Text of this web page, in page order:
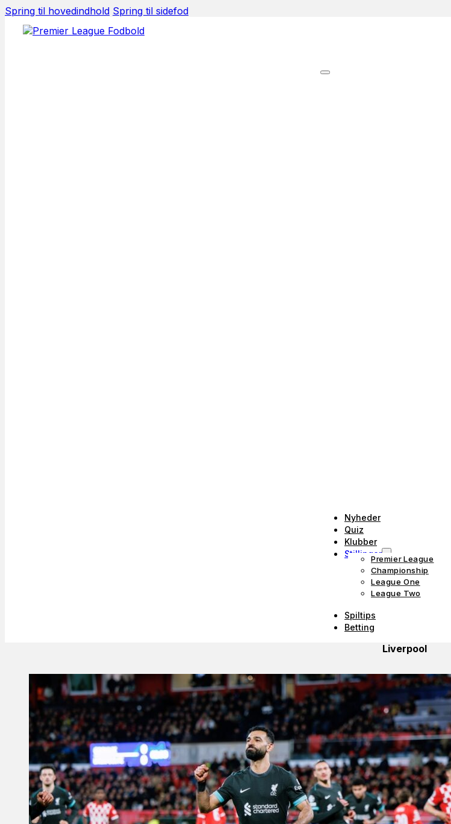
Spring til hovedindhold Spring til sidefod
Nyheder
Quiz
Klubber
StillingerPremier League
Championship
League One
League Two
Spiltips
Betting
Liverpool